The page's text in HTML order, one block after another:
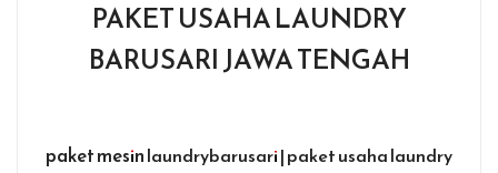
PAKET USAHA LAUNDRY
BARUSARI JAWA TENGAH
paket mesinlaundrybarusari | paket usaha laundry